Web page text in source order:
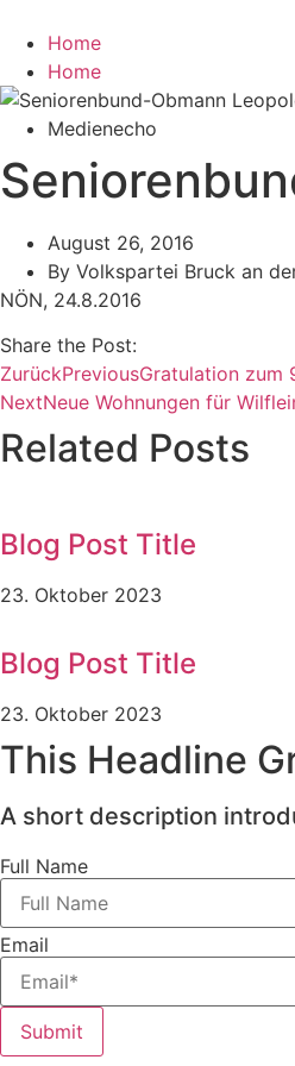
Inhalt
wechseln
Home
Home
Medienecho
August 26, 2016
By Volkspartei Bruck an
NÖN, 24.8.2016
Share the Post:
ZurückPreviousGratulation zum
NextNeue Wohnungen für
Related Posts
Blog Post Title
23. Oktober 2023
Blog Post Title
23. Oktober 2023
This Headline
A short description
Full Name
Email
Submit